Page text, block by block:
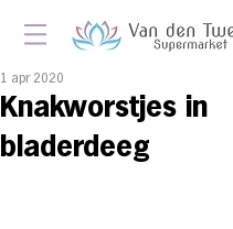
Knakworstjes in
bladerdeeg
1 apr 2020